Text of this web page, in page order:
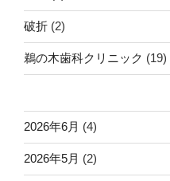
破折 (2)
鵜の木歯科クリニック (19)
2026年6月 (4)
2026年5月 (2)